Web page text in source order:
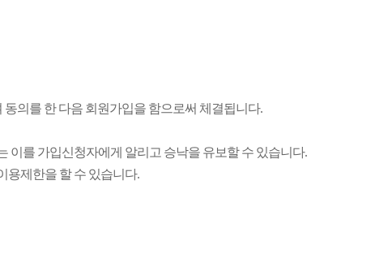
의를 한 다음 회원가입을 함으로써 체결됩니다.
를 가입신청자에게 알리고 승낙을 유보할 수 있습니다.
용제한을 할 수 있습니다.